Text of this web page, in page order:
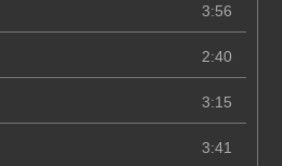
3:56
2:40
3:15
3:41